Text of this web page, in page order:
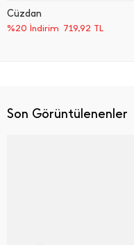
Cüzdan
%20 İndirim 719,92 TL
Son Görüntülenenler